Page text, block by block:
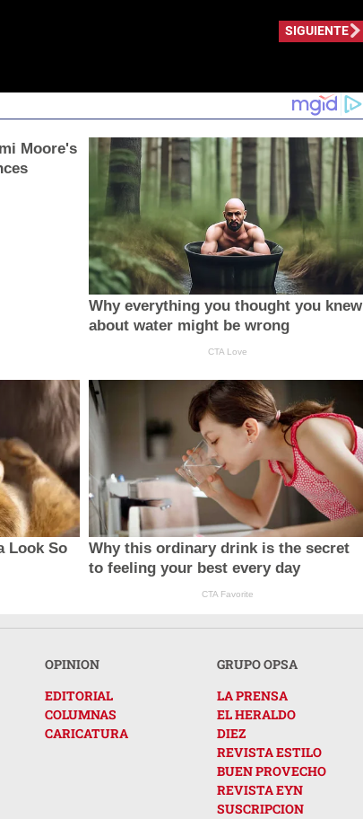
SIGUIENTE
Moore's
Why everything you thought you knew
about water might be wrong
CTA Love
Look So
Why this ordinary drink is the secret
to feeling your best every day
CTA Favorite
OPINION
EDITORIAL
COLUMNAS
CARICATURA
GRUPO OPSA
LA PRENSA
EL HERALDO
DIEZ
REVISTA ESTILO
BUEN PROVECHO
REVISTA EYN
SUSCRIPCION